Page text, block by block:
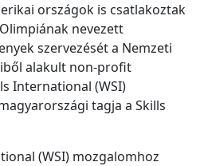
országok is csatlakoztak
nevezett
szervezését a Nemzeti
alakult non-profit
International (WSI)
tagja a Skills
(WSI) mozgalomhoz